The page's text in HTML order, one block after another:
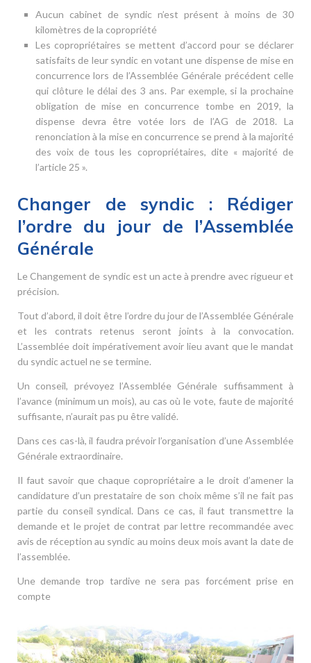
Aucun cabinet de syndic n’est présent à moins de 30
kilomètres de la copropriété
Les copropriétaires se mettent d’accord pour se déclarer
satisfaits de leur syndic en votant une dispense de mise en
concurrence lors de l’Assemblée Générale précédent celle
qui clôture le délai des 3 ans. Par exemple, si la prochaine
obligation de mise en concurrence tombe en 2019, la
dispense devra être votée lors de l’AG de 2018. La
renonciation à la mise en concurrence se prend à la majorité
des voix de tous les copropriétaires, dite « majorité de
l’article 25 ».
Changer de syndic : Rédiger
l’ordre du jour de l’Assemblée
Générale
Le Changement de syndic est un acte à prendre avec rigueur et
précision.
Tout d’abord, il doit être l’ordre du jour de l’Assemblée Générale
et les contrats retenus seront joints à la convocation.
L’assemblée doit impérativement avoir lieu avant que le mandat
du syndic actuel ne se termine.
Un conseil, prévoyez l’Assemblée Générale suffisamment à
l’avance (minimum un mois), au cas où le vote, faute de majorité
suffisante, n’aurait pas pu être validé.
Dans ces cas-là, il faudra prévoir l’organisation d’une Assemblée
Générale extraordinaire.
Il faut savoir que chaque copropriétaire a le droit d’amener la
candidature d’un prestataire de son choix même s’il ne fait pas
partie du conseil syndical. Dans ce cas, il faut transmettre la
demande et le projet de contrat par lettre recommandée avec
avis de réception au syndic au moins deux mois avant la date de
l’assemblée.
Une demande trop tardive ne sera pas forcément prise en
compte